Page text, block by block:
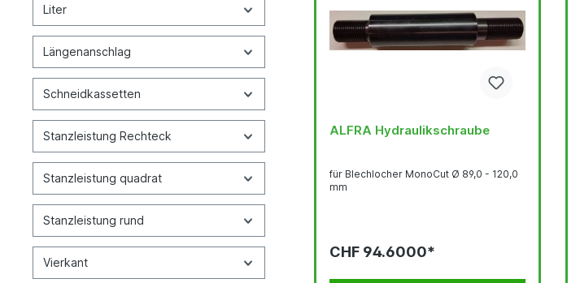
Liter
Längenanschlag
Schneidkassetten
Stanzleistung Rechteck
Stanzleistung quadrat
Stanzleistung rund
Vierkant
ALFRA Hydraulikschraube
für Blechlocher MonoCut Ø 89,0 - 120,0
mm
CHF 94.6000*